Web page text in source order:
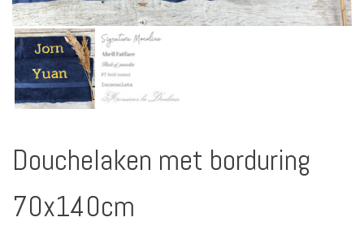
Douchelaken met borduring
70x140cm